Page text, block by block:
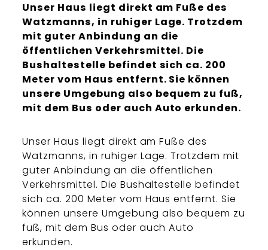
Unser Haus liegt direkt am Fuße des
Watzmanns, in ruhiger Lage. Trotzdem
mit guter Anbindung an die
öffentlichen Verkehrsmittel. Die
Bushaltestelle befindet sich ca. 200
Meter vom Haus entfernt. Sie können
unsere Umgebung also bequem zu fuß,
mit dem Bus oder auch Auto erkunden.
Unser Haus liegt direkt am Fuße des
Watzmanns, in ruhiger Lage. Trotzdem mit
guter Anbindung an die öffentlichen
Verkehrsmittel. Die Bushaltestelle befindet
sich ca. 200 Meter vom Haus entfernt. Sie
können unsere Umgebung also bequem zu
fuß, mit dem Bus oder auch Auto
erkunden.